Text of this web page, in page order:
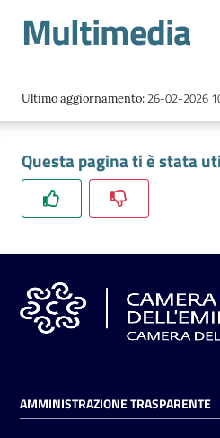
dell'Emilia
Gestire
l'impresa
Promuovere
l'impresa
e
Tutelare
il
Consumatore
Multimedia
Ultimo aggiornamento: 26-02-2026
Questa pagina ti è stata
AMMINISTRAZIONE TRASPARENTE